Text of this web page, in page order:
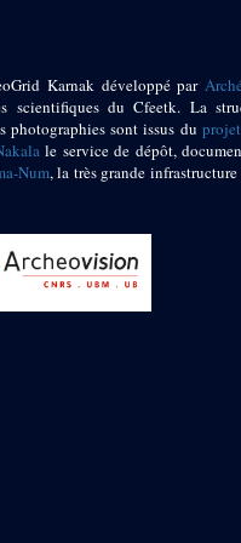
Karnak développé par
scientifiques du Cfeetk. La
photographies sont issus du
le service de dépôt,
Num, la très grande infrastructure